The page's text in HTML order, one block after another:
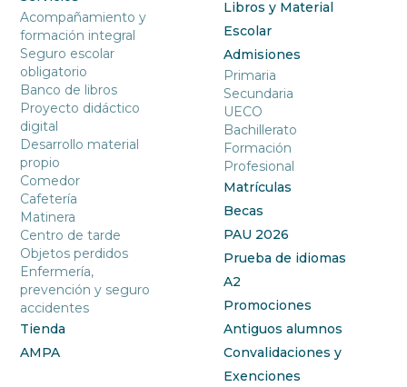
Acompañamiento y
formación integral
Seguro escolar
obligatorio
Banco de libros
Proyecto didáctico
digital
Desarrollo material
propio
Comedor
Cafetería
Matinera
Centro de tarde
Objetos perdidos
Enfermería,
prevención y seguro
accidentes
Tienda
AMPA
Libros y Material
Escolar
Admisiones
Primaria
Secundaria
UECO
Bachillerato
Formación
Profesional
Matrículas
Becas
PAU 2026
Prueba de idiomas
A2
Promociones
Antiguos alumnos
Convalidaciones y
Exenciones